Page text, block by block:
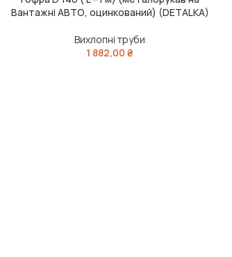
Вантажні АВТО, оцинкований) (DETALKA)
Вихлопні труби
1 882,00₴